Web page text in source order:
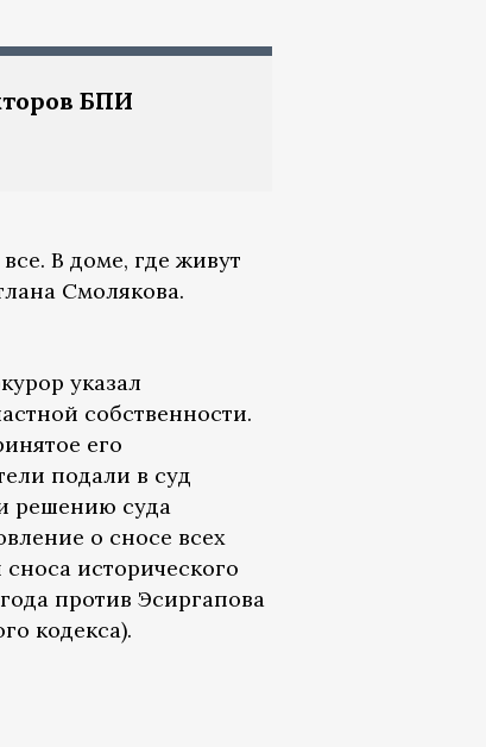
БПИ
В доме, где живут
Смолякова.
указал
собственности.
его
подали в суд
решению суда
о сносе всех
исторического
против Эсиргапова
кодекса).